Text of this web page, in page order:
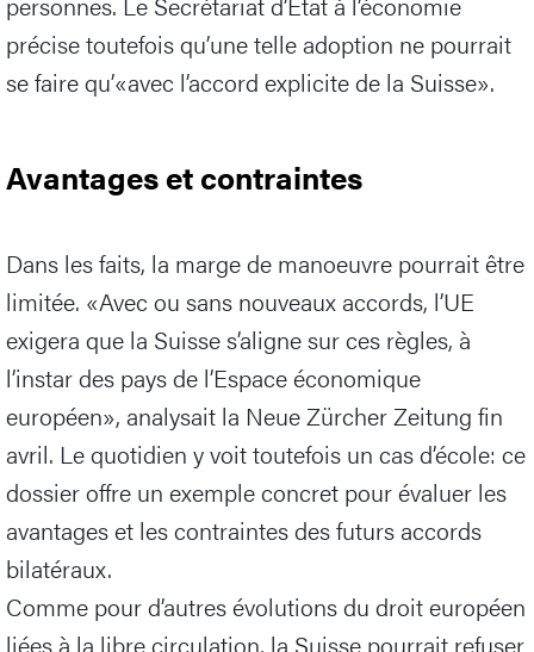
précise toutefois qu’une telle adoption ne pourrait
se faire qu’«avec l’accord explicite de la Suisse».
Avantages et contraintes
Dans les faits, la marge de manoeuvre pourrait être
limitée. «Avec ou sans nouveaux accords, l’UE
exigera que la Suisse s’aligne sur ces règles, à
l’instar des pays de l’Espace économique
européen», analysait la Neue Zürcher Zeitung fin
avril. Le quotidien y voit toutefois un cas d’école: ce
dossier offre un exemple concret pour évaluer les
avantages et les contraintes des futurs accords
bilatéraux.
Comme pour d’autres évolutions du droit européen
liées à la libre circulation, la Suisse pourrait refuser